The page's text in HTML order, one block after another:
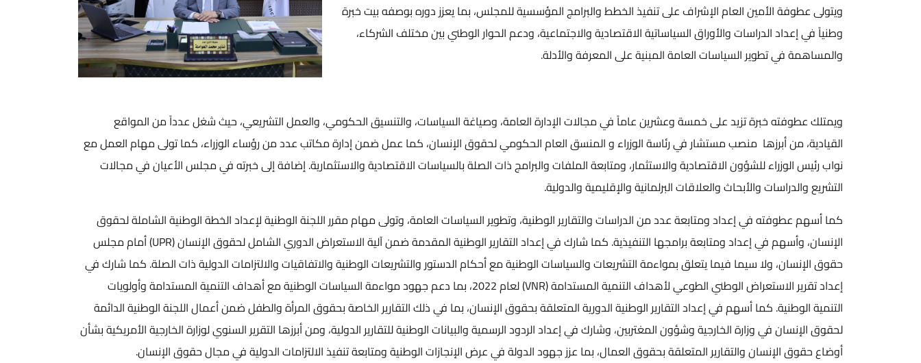
ويتولى عطوفة الأمين العام الإشراف على تنفيذ الخطط والبرامج المؤسسية للمجلس، بما يعزز دوره بوصفه بيت خبرة
وطنياً في إعداد الدراسات والأوراق السياساتية الاقتصادية والاجتماعية، ودعم الحوار الوطني بين مختلف الشركاء،
والمساهمة في تطوير السياسات العامة المبنية على المعرفة والأدلة.
ويمتلك عطوفته خبرة تزيد على خمسة وعشرين عاماً في مجالات الإدارة العامة، وصياغة السياسات، والتنسيق الحكومي، والعمل التشريعي، حيث شغل عدداً من المواقع
القيادية، من أبرزها منصب مستشار في رئاسة الوزراء و المنسق العام الحكومي لحقوق الإنسان، كما عمل ضمن إدارة مكاتب عدد من رؤساء الوزراء، كما تولى مهام العمل مع
نواب رئيس الوزراء للشؤون الاقتصادية والاستثمار، ومتابعة الملفات والبرامج ذات الصلة بالسياسات الاقتصادية والاستثمارية. إضافة إلى خبرته في مجلس الأعيان في مجالات
التشريع والدراسات والأبحاث والعلاقات البرلمانية والإقليمية والدولية.
كما أسهم عطوفته في إعداد ومتابعة عدد من الدراسات والتقارير الوطنية، وتطوير السياسات العامة، وتولى مهام مقرر اللجنة الوطنية لإعداد الخطة الوطنية الشاملة لحقوق
الإنسان، وأسهم في إعداد ومتابعة برامجها التنفيذية. كما شارك في إعداد التقارير الوطنية المقدمة ضمن آلية الاستعراض الدوري الشامل لحقوق الإنسان (UPR) أمام مجلس
حقوق الإنسان، ولا سيما فيما يتعلق بمواءمة التشريعات والسياسات الوطنية مع أحكام الدستور والتشريعات الوطنية والاتفاقيات والالتزامات الدولية ذات الصلة. كما شارك في
إعداد تقرير الاستعراض الوطني الطوعي لأهداف التنمية المستدامة (VNR) لعام 2022، بما دعم جهود مواءمة السياسات الوطنية مع أهداف التنمية المستدامة وأولويات
التنمية الوطنية. كما أسهم في إعداد التقارير الوطنية الدورية المتعلقة بحقوق الإنسان، بما في ذلك التقارير الخاصة بحقوق المرأة والطفل ضمن أعمال اللجنة الوطنية الدائمة
لحقوق الإنسان في وزارة الخارجية وشؤون المغتربين، وشارك في إعداد الردود الرسمية والبيانات الوطنية للتقارير الدولية، ومن أبرزها التقرير السنوي لوزارة الخارجية الأمريكية بشأن
أوضاع حقوق الإنسان والتقارير المتعلقة بحقوق العمال، بما عزز جهود الدولة في عرض الإنجازات الوطنية ومتابعة تنفيذ الالتزامات الدولية في مجال حقوق الإنسان.